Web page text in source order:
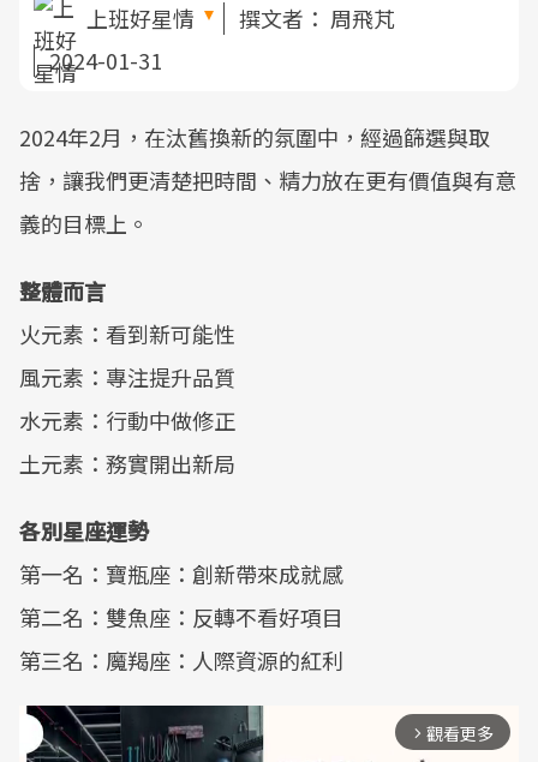
上班好星情 撰文者： 周飛芃
2024-01-31
2024年2月，在汰舊換新的氛圍中，經過篩選與取
捨，讓我們更清楚把時間、精力放在更有價值與有意
義的目標上。
整體而言
火元素：看到新可能性
風元素：專注提升品質
水元素：行動中做修正
土元素：務實開出新局
各別星座運勢
第一名：寶瓶座：創新帶來成就感
第二名：雙魚座：反轉不看好項目
第三名：魔羯座：人際資源的紅利
arrow_forward_ios 觀看更多